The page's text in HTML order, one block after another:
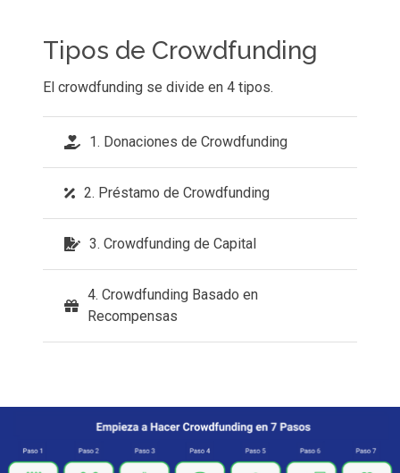
Tipos de Crowdfunding
El crowdfunding se divide en 4 tipos.
1. Donaciones de Crowdfunding
2. Préstamo de Crowdfunding
3. Crowdfunding de Capital
4. Crowdfunding Basado en
Recompensas